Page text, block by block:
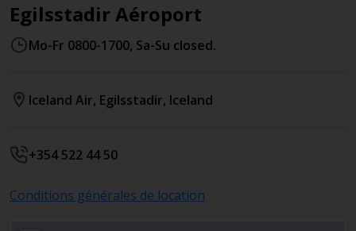
Egilsstadir Aéroport
Mo-Fr 0800-1700, Sa-Su closed.
Iceland Air, Egilsstadir, Iceland
+354 522 44 50
Conditions générales de location